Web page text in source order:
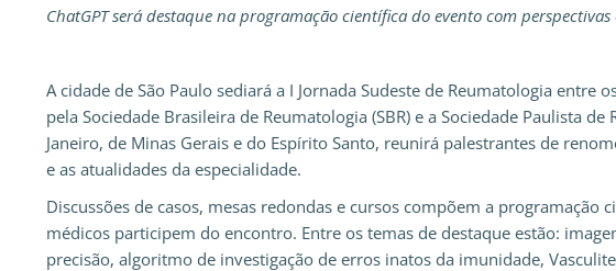
ChatGPT será destaque na programação científica do evento com
A cidade de São Paulo sediará a I Jornada Sudeste de Reumatologia
pela Sociedade Brasileira de Reumatologia (SBR) e a Sociedade Paulista
Janeiro, de Minas Gerais e do Espírito Santo, reunirá palestrantes de
e as atualidades da especialidade.
Discussões de casos, mesas redondas e cursos compõem a programação
médicos participem do encontro. Entre os temas de destaque estão:
precisão, algoritmo de investigação de erros inatos da imunidade,